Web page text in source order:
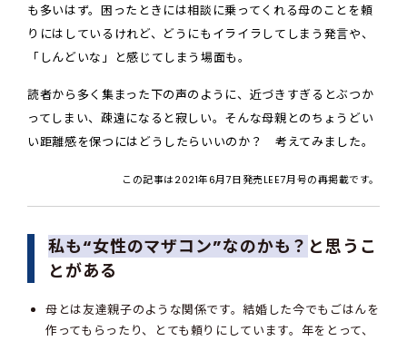
も多いはず。困ったときには相談に乗ってくれる母のことを頼
りにはしているけれど、どうにもイライラしてしまう発言や、
「しんどいな」と感じてしまう場面も。
読者から多く集まった下の声のように、近づきすぎるとぶつか
ってしまい、疎遠になると寂しい。そんな母親とのちょうどい
い距離感を保つにはどうしたらいいのか？ 考えてみました。
この記事は2021年6月7日発売LEE7月号の再掲載です。
私も“女性のマザコン”なのかも？ と思うこ
とがある
母とは友達親子のような関係です。結婚した今でもごはんを
作ってもらったり、とても頼りにしています。年をとって、